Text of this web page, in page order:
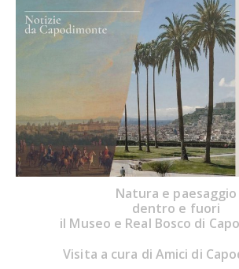
Natura e paesaggio
dentro e fuori
il Museo e Real Bosco di
Visita a cura di Amici di